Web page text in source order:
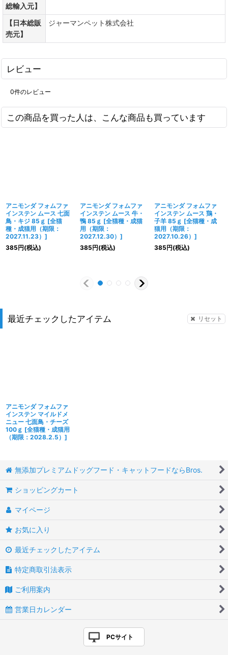
総輸入元】
【日本総販
売元】
ジャーマンペット株式会社
レビュー
0件のレビュー
この商品を買った人は、こんな商品も買っています
アニモンダ フォムファ
インステン ムース 七面
鳥・キジ 85ｇ [全猫
種・成猫用（期限：
2027.11.23） ]
385円(税込)
アニモンダ フォムファ
インステン ムース 牛・
鴨 85ｇ [全猫種・成猫
用（期限：
2027.12.30） ]
385円(税込)
アニモンダ フォムファ
インステン ムース 鶏・
子羊 85ｇ [全猫種・成
猫用（期限：
2027.10.26） ]
385円(税込)
最近チェックしたアイテム リセット
アニモンダ フォムファ
インステン マイルドメ
ニュー 七面鳥・チーズ
100ｇ [全猫種・成猫用
（期限：2028.2.5） ]
無添加プレミアムドッグフード・キャットフードならBros.
ショッピングカート
マイページ
お気に入り
最近チェックしたアイテム
特定商取引法表示
ご利用案内
営業日カレンダー
PCサイト